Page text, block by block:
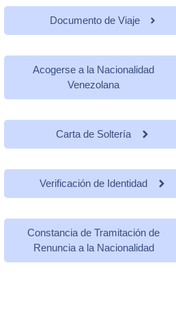
Documento de Viaje
Acogerse a la Nacionalidad
Venezolana
Carta de Soltería
Verificación de Identidad
Constancia de Tramitación de
Renuncia a la Nacionalidad